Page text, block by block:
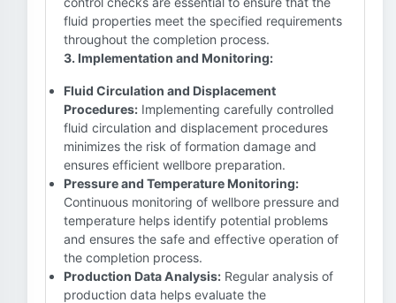
fluid properties meet the specified requirements
throughout the completion process.
3. Implementation and Monitoring:
Fluid Circulation and Displacement
Procedures: Implementing carefully controlled
fluid circulation and displacement procedures
minimizes the risk of formation damage and
ensures efficient wellbore preparation.
Pressure and Temperature Monitoring:
Continuous monitoring of wellbore pressure and
temperature helps identify potential problems
and ensures the safe and effective operation of
the completion process.
Production Data Analysis: Regular analysis of
production data helps evaluate the